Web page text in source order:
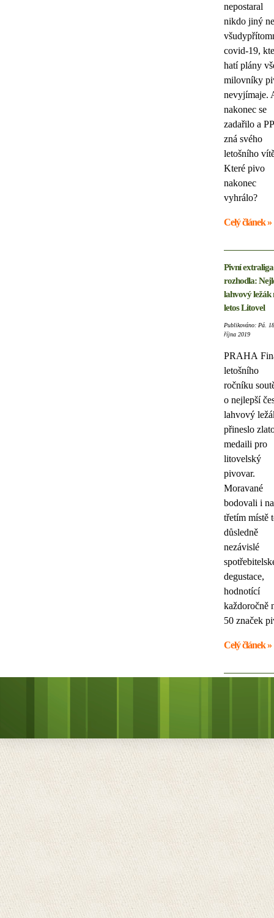
nepostaral
nikdo jiný
covid-19,
hatí plány
milovníky
nevyjímaje.
nakonec se
zadařilo a
zná svého
letošního
Které pivo
nakonec
vyhrálo?
Celý článek »
Pivní extraliga
rozhodla:
lahvový ležák
letos Litovel
Publikováno: Pá.
října 2019
PRAHA
letošního
ročníku
o nejlepší
lahvový
přineslo
medaili pro
litovelský
pivovar.
Moravané
bodovali i na
třetím místě
důsledně
nezávislé
degustace,
hodnotící
každoročně
50 značek
Celý článek »